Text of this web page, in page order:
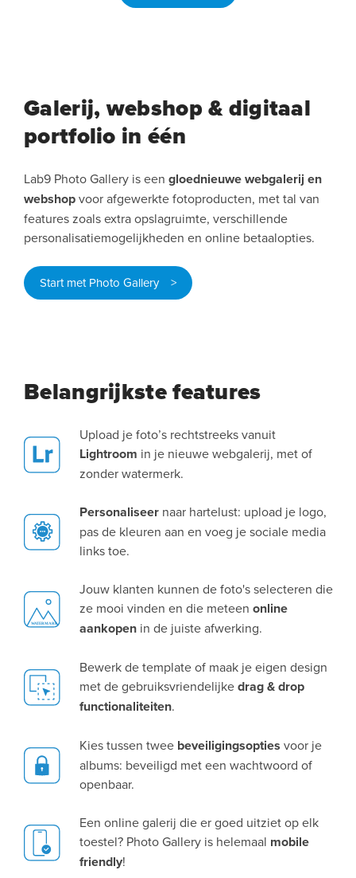
Galerij, webshop & digitaal
portfolio in één
Lab9 Photo Gallery is een gloednieuwe webgalerij en
webshopvoor afgewerkte fotoproducten, met tal van
features zoals extra opslagruimte, verschillende
personalisatiemogelijkheden en online betaalopties.
Start met Photo Gallery >
Belangrijkste features
Upload je foto’s rechtstreeks vanuit
Lightroom in je nieuwe webgalerij, met of
zonder watermerk.
Personaliseer naar hartelust: upload je logo,
pas de kleuren aan en voeg je sociale media
links toe.
Jouw klanten kunnen de foto's selecteren die
ze mooi vinden en die meteenonline
aankopen in de juiste afwerking.
Bewerk de template of maak je eigen design
met de gebruiksvriendelijkedrag & drop
functionaliteiten.
Kies tussen twee beveiligingsopties voor je
albums: beveiligd met een wachtwoord of
openbaar.
Een online galerij die er goed uitziet op elk
toestel? Photo Gallery is helemaal mobile
friendly!